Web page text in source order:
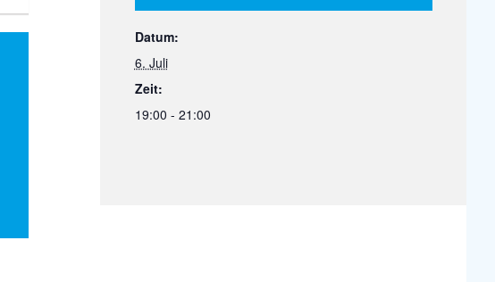
Datum:
6. Juli
Zeit:
19:00 - 21:00